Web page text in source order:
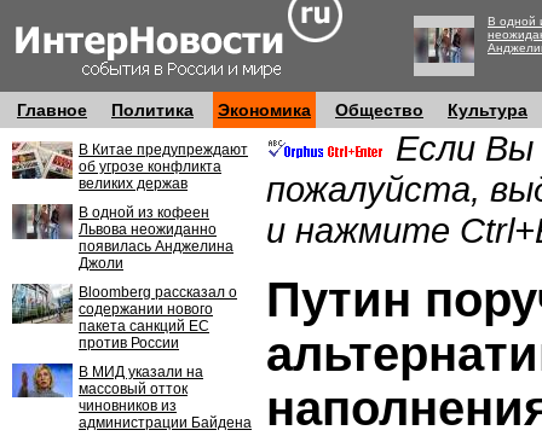
В одной
Главное Политика Экономика Общество Культура
В Китае предупреждают
об угрозе конфликта
великих держав
В одной из кофеен
Львова неожиданно
появилась Анджелина
Джоли
Bloomberg рассказал о
содержании нового
пакета санкций ЕС
против России
В МИД указали на
массовый отток
чиновников из
администрации Байдена
Если Вы
пожалуйста,
и нажмите
Путин